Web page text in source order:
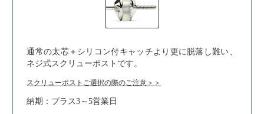
通常の太芯＋シリコン付キャッチより更に脱落し難い、
ネジ式スクリューポストです。
スクリューポストご選択の際のご注意＞＞
納期：プラス3～5営業日